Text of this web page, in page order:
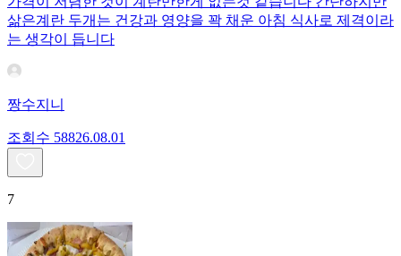
삶은계란 두개는 건강과 영양을 꽉 채운 아침 식사로 제격이라
는 생각이 듭니다
짱수지니
조회수 58826.08.01
7